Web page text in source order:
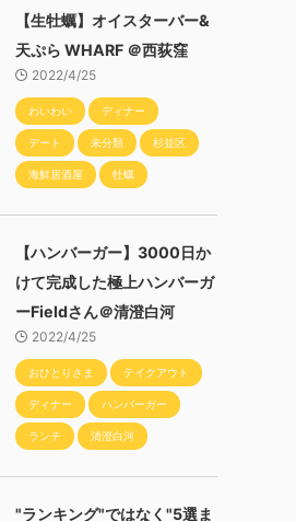
【生牡蠣】オイスターバー&
天ぷら WHARF ＠西荻窪
2022/4/25
わいわい ディナー
デート 未分類 杉並区
海鮮居酒屋 牡蠣
【ハンバーガー】3000日か
けて完成した極上ハンバーガ
ーFieldさん＠清澄白河
2022/4/25
おひとりさま テイクアウト
ディナー ハンバーガー
ランチ 清澄白河
"ランキング"ではなく"5選ま